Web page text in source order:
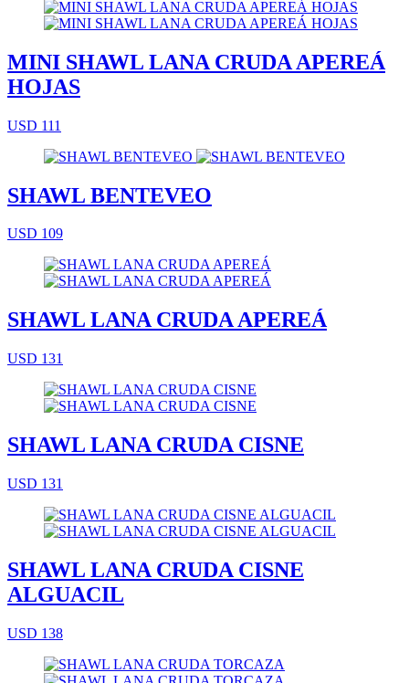
MINI SHAWL LANA CRUDA APEREÁ
HOJAS
USD 111
SHAWL BENTEVEO
USD 109
SHAWL LANA CRUDA APEREÁ
USD 131
SHAWL LANA CRUDA CISNE
USD 131
SHAWL LANA CRUDA CISNE
ALGUACIL
USD 138